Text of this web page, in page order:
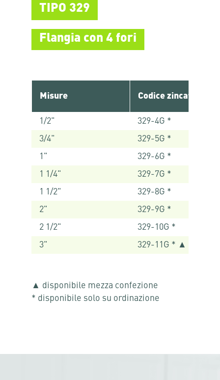
TIPO 329
Flangia con 4 fori
Misure Codice zincato
1/2"
329-4G *
3/4"
329-5G *
1"
329-6G *
1 1/4"
329-7G *
1 1/2"
329-8G *
2"
329-9G *
2 1/2"
329-10G *
3"
329-11G * ▲
▲ disponibile mezza confezione
* disponibile solo su ordinazione